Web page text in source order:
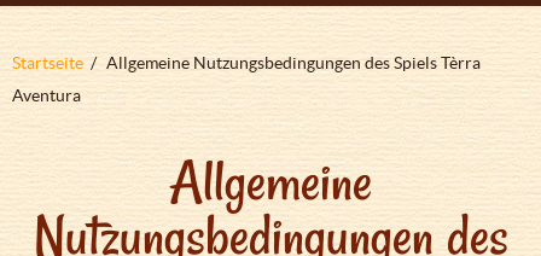
Pfadnavigation
Startseite
Allgemeine Nutzungsbedingungen des Spiels Tèrra
Aventura
Allgemeine
Nutzungsbedingungen des